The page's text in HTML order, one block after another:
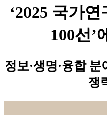
‘2025 국가
100선’
정보·생명·융합
쟁